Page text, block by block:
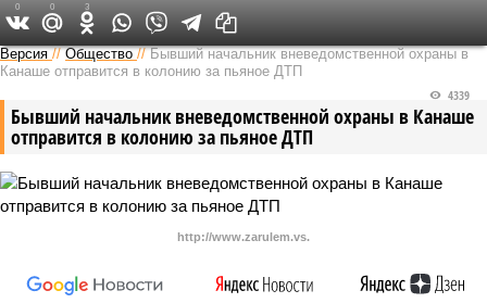
Версия в Чувашии
Версия //Общество //Бывший начальник вневедомственной охраны в
Канаше отправится в колонию за пьяное ДТП
Бывший начальник вневедомственной охраны в Канаше
отправится в колонию за пьяное ДТП
4339
http://www.zarulem.vs.
0 0 3